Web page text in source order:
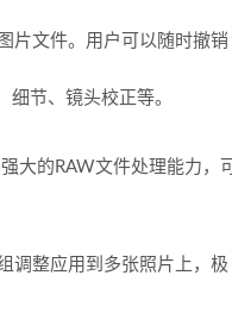
片文件。用户可以随时撤销
节、镜头校正等。
大的RAW文件处理能力，可
调整应用到多张照片上，极